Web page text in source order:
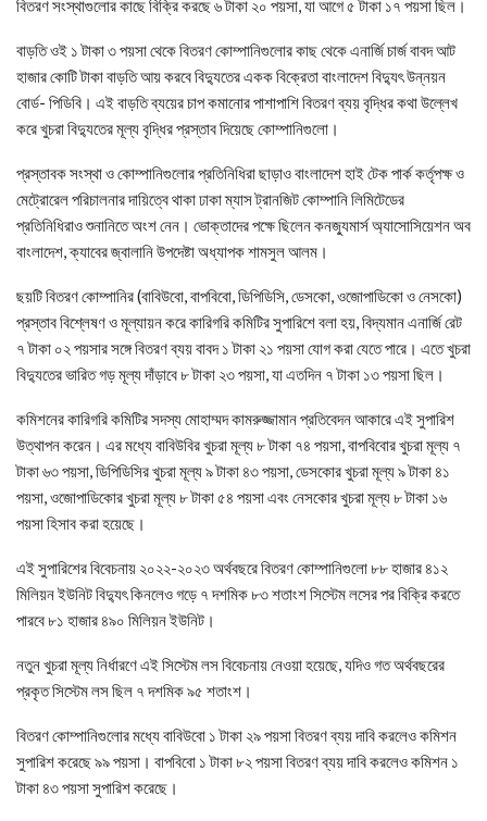
বিতরণ সংস্থাগুলোর কাছে বিক্রি করছে ৬ টাকা ২০ পয়সা, যা আগে ৫ টাকা ১৭ পয়সা ছিল।
বাড়তি ওই ১ টাকা ৩ পয়সা থেকে বিতরণ কোম্পানিগুলোর কাছ থেকে এনার্জি চার্জ বাবদ আট
হাজার কোটি টাকা বাড়তি আয় করবে বিদ্যুতের একক বিক্রেতা বাংলাদেশ বিদ্যুৎ উন্নয়ন
বোর্ড- পিডিবি। এই বাড়তি ব্যয়ের চাপ কমানোর পাশাপাশি বিতরণ ব্যয় বৃদ্ধির কথা উল্লেখ
করে খুচরা বিদ্যুতের মূল্য বৃদ্ধির প্রস্তাব দিয়েছে কোম্পানিগুলো।
প্রস্তাবক সংস্থা ও কোম্পানিগুলোর প্রতিনিধিরা ছাড়াও বাংলাদেশ হাই টেক পার্ক কর্তৃপক্ষ ও
মেট্রোরেল পরিচালনার দায়িত্বে থাকা ঢাকা ম্যাস ট্রানজিট কোম্পানি লিমিটেডের
প্রতিনিধিরাও শুনানিতে অংশ নেন। ভোক্তাদের পক্ষে ছিলেন কনজ্যুমার্স অ্যাসোসিয়েশন অব
বাংলাদেশ, ক্যাবের জ্বালানি উপদেষ্টা অধ্যাপক শামসুল আলম।
ছয়টি বিতরণ কোম্পানির (বাবিউবো, বাপবিবো, ডিপিডিসি, ডেসকো, ওজোপাডিকো ও নেসকো)
প্রস্তাব বিশ্লেষণ ও মূল্যায়ন করে কারিগরি কমিটির সুপারিশে বলা হয়, বিদ্যমান এনার্জি রেট
৭ টাকা ০২ পয়সার সঙ্গে বিতরণ ব্যয় বাবদ ১ টাকা ২১ পয়সা যোগ করা যেতে পারে। এতে খুচরা
বিদ্যুতের ভারিত গড় মূল্য দাঁড়াবে ৮ টাকা ২৩ পয়সা, যা এতদিন ৭ টাকা ১৩ পয়সা ছিল।
কমিশনের কারিগরি কমিটির সদস্য মোহাম্মদ কামরুজ্জামান প্রতিবেদন আকারে এই সুপারিশ
উত্থাপন করেন। এর মধ্যে বাবিউবির খুচরা মূল্য ৮ টাকা ৭৪ পয়সা, বাপবিবোর খুচরা মূল্য ৭
টাকা ৬৩ পয়সা, ডিপিডিসির খুচরা মূল্য ৯ টাকা ৪৩ পয়সা, ডেসকোর খুচরা মূল্য ৯ টাকা ৪১
পয়সা, ওজোপাডিকোর খুচরা মূল্য ৮ টাকা ৫৪ পয়সা এবং নেসকোর খুচরা মূল্য ৮ টাকা ১৬
পয়সা হিসাব করা হয়েছে।
এই সুপারিশের বিবেচনায় ২০২২-২০২৩ অর্থবছরে বিতরণ কোম্পানিগুলো ৮৮ হাজার ৪১২
মিলিয়ন ইউনিট বিদ্যুৎ কিনলেও গড়ে ৭ দশমিক ৮৩ শতাংশ সিস্টেম লসের পর বিক্রি করতে
পারবে ৮১ হাজার ৪৯০ মিলিয়ন ইউনিট।
নতুন খুচরা মূল্য নির্ধারণে এই সিস্টেম লস বিবেচনায় নেওয়া হয়েছে, যদিও গত অর্থবছরের
প্রকৃত সিস্টেম লস ছিল ৭ দশমিক ৯৫ শতাংশ।
বিতরণ কোম্পানিগুলোর মধ্যে বাবিউবো ১ টাকা ২৯ পয়সা বিতরণ ব্যয় দাবি করলেও কমিশন
সুপারিশ করেছে ৯৯ পয়সা। বাপবিবো ১ টাকা ৮২ পয়সা বিতরণ ব্যয় দাবি করলেও কমিশন ১
টাকা ৪৩ পয়সা সুপারিশ করেছে।